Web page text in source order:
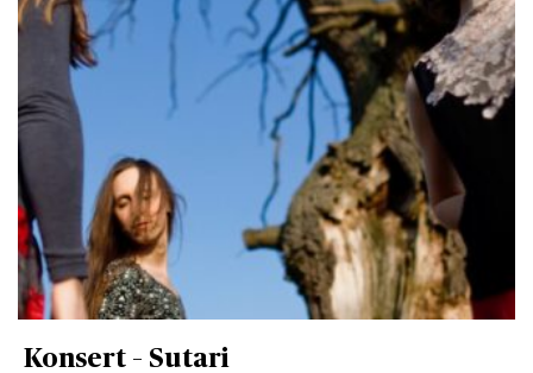
Konsert – Sutari